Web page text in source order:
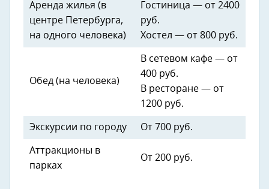
Аренда жилья (в
центре Петербурга,
на одного человека)
Гостиница — от 2400
руб.
Хостел — от 800 руб.
Обед (на человека)
В сетевом кафе — от
400 руб.
В ресторане — от
1200 руб.
Экскурсии по городу От 700 руб.
Аттракционы в
парках
От 200 руб.